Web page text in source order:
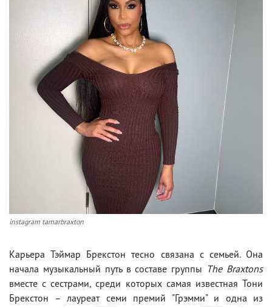
instagram tamarbraxton
Карьера Тэймар Брекстон тесно связана с семьей. Она
начала музыкальный путь в составе группы The Braxtons
вместе с сестрами, среди которых самая известная Тони
Брекстон – лауреат семи премий "Грэмми" и одна из